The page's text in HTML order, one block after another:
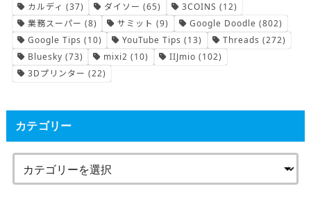
カルディ (37) ダイソー (65) 3COINS (12)
業務スーパー (8) サミット (9) Google Doodle (802)
Google Tips (10) YouTube Tips (13) Threads (272)
Bluesky (73) mixi2 (10) IIJmio (102)
3Dプリンター (22)
カテゴリー